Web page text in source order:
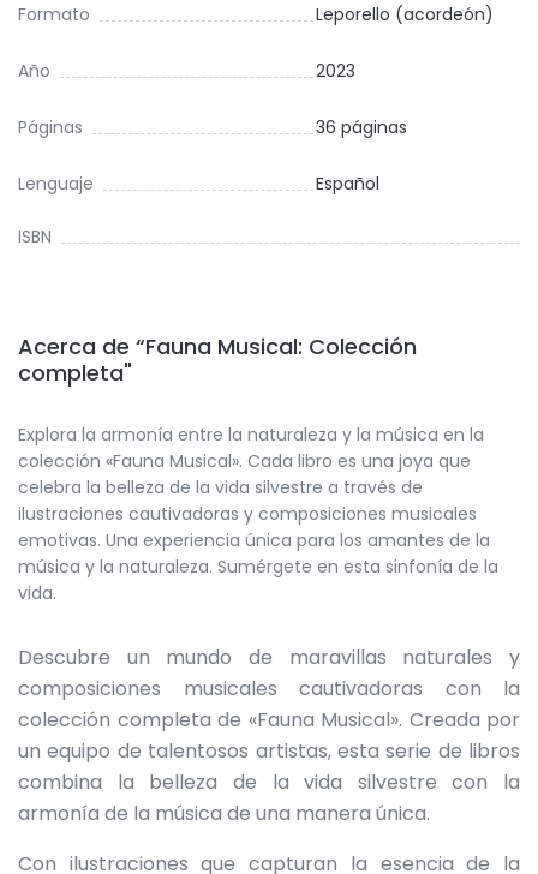
Formato Leporello (acordeón)
Año 2023
Páginas 36 páginas
Lenguaje Español
ISBN
Acerca de “Fauna Musical: Colección
completa"
Explora la armonía entre la naturaleza y la música en la
colección «Fauna Musical». Cada libro es una joya que
celebra la belleza de la vida silvestre a través de
ilustraciones cautivadoras y composiciones musicales
emotivas. Una experiencia única para los amantes de la
música y la naturaleza. Sumérgete en esta sinfonía de la
vida.
Descubre un mundo de maravillas naturales y
composiciones musicales cautivadoras con la
colección completa de «Fauna Musical». Creada por
un equipo de talentosos artistas, esta serie de libros
combina la belleza de la vida silvestre con la
armonía de la música de una manera única.
Con ilustraciones que capturan la esencia de la